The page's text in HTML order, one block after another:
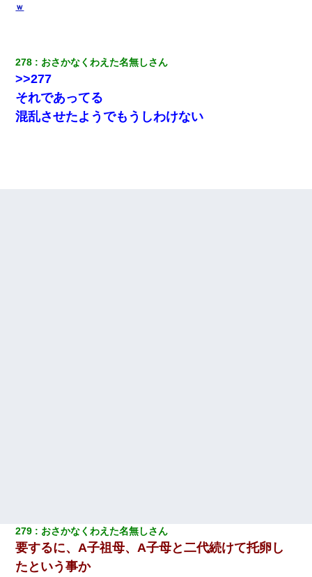
ｗ
278 おさかなくわえた名無しさん
>>277
それであってる
混乱させたようでもうしわけない
279 おさかなくわえた名無しさん
要するに、A子祖母、A子母と二代続けて托卵し
たという事か